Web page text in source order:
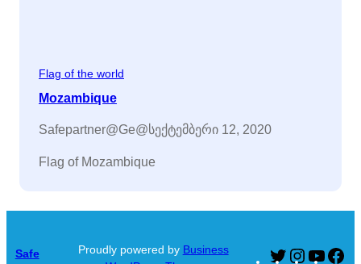
Flag of the world
Mozambique
Safepartner@ge@სექტემბერი 12, 2020
Flag of Mozambique
Safe
Proudly powered by Business
TwitterInstagram